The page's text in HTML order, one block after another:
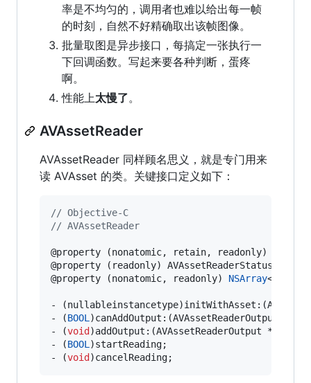
率是不均匀的，调用者也难以给出每一帧
的时刻，自然不好精确取出该帧图像。
批量取图是异步接口，每搞定一张执行一
下回调函数。写起来要各种判断，蛋疼
啊。
性能上太慢了。
AVAssetReader
AVAssetReader 同样顾名思义，就是专门用来
读 AVAsset 的类。关键接口定义如下：
// Objective-C
// AVAssetReader
@property (nonatomic, retain, readonly)
@property (readonly) AVAssetReaderStatus
@property (nonatomic, readonly) NSArray
-
- (BOOL )canAddOutput:(AVAssetReaderOutput
- (void )addOutput:(AVAssetReaderOutput
- (BOOL )startReading;
- (void )cancelReading;